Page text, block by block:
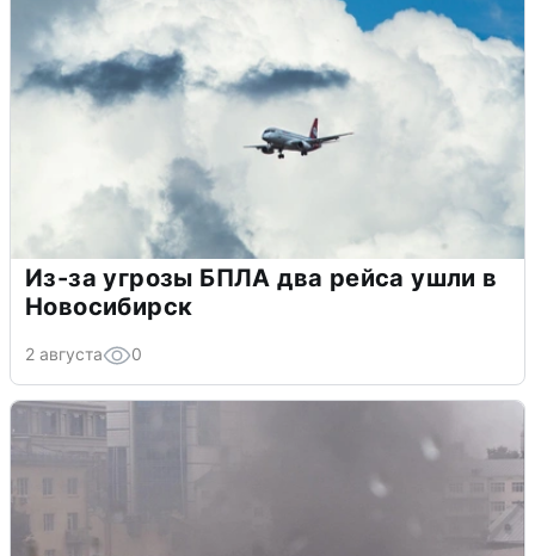
Из-за угрозы БПЛА два рейса ушли в
Новосибирск
2 августа 0